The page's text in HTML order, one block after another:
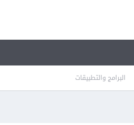
البرامج والتطبيقات